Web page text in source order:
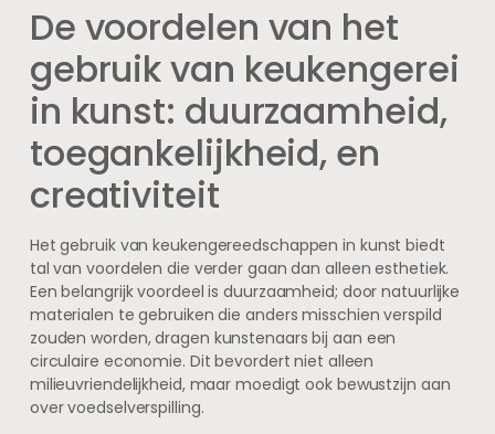
De voordelen van het
gebruik van keukengerei
in kunst: duurzaamheid,
toegankelijkheid, en
creativiteit
Het gebruik van keukengereedschappen in kunst biedt
tal van voordelen die verder gaan dan alleen esthetiek.
Een belangrijk voordeel is duurzaamheid; door natuurlijke
materialen te gebruiken die anders misschien verspild
zouden worden, dragen kunstenaars bij aan een
circulaire economie. Dit bevordert niet alleen
milieuvriendelijkheid, maar moedigt ook bewustzijn aan
over voedselverspilling.